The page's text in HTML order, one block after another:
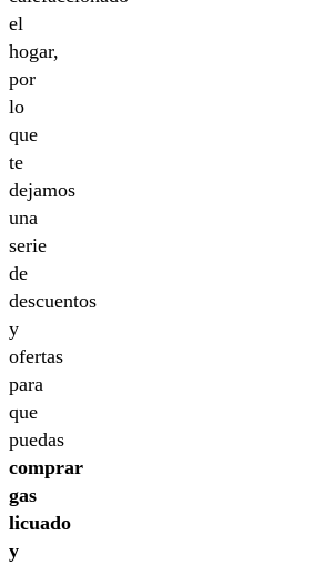
el
hogar,
por
lo
que
te
dejamos
una
serie
de
descuentos
y
ofertas
para
que
puedas
comprar
gas
licuado
y